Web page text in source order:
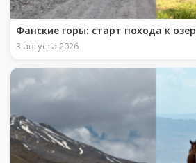
Фанские горы: старт похода к
3 августа 2026